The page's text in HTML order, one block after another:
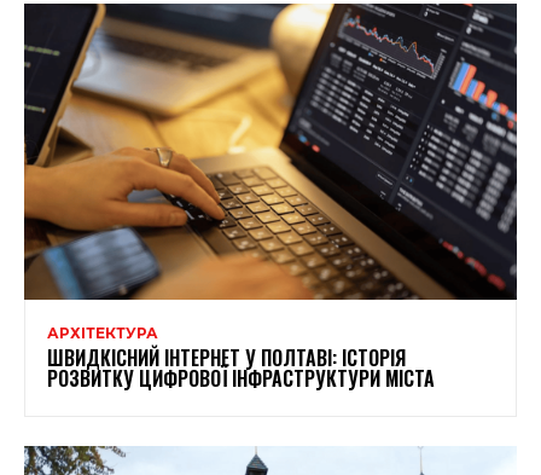
АРХІТЕКТУРА
ШВИДКІСНИЙ ІНТЕРНЕТ У ПОЛТАВІ: ІСТОРІЯ
РОЗВИТКУ ЦИФРОВОЇ ІНФРАСТРУКТУРИ МІСТА